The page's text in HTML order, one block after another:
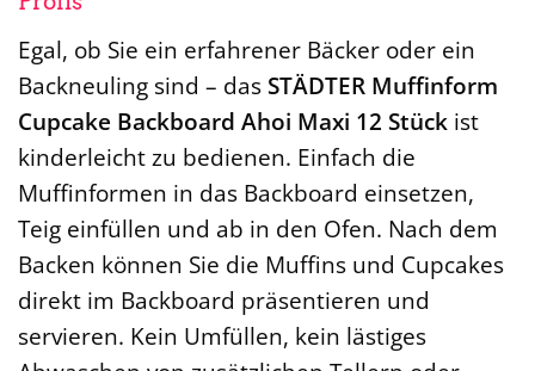
Egal, ob Sie ein erfahrener Bäcker oder ein
Backneuling sind – das STÄDTER Muffinform
Cupcake Backboard Ahoi Maxi 12 Stück ist
kinderleicht zu bedienen. Einfach die
Muffinformen in das Backboard einsetzen,
Teig einfüllen und ab in den Ofen. Nach dem
Backen können Sie die Muffins und Cupcakes
direkt im Backboard präsentieren und
servieren. Kein Umfüllen, kein lästiges